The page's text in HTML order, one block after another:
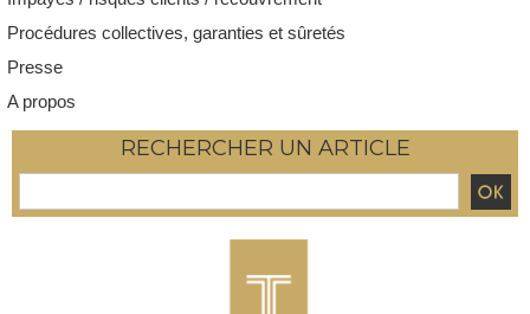
Procédures collectives, garanties et sûretés
Presse
A propos
RECHERCHER UN ARTICLE